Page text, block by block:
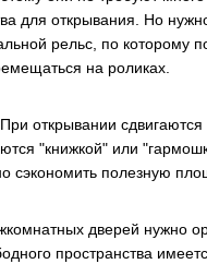
для открывания. Но
рельс, по которому
на роликах.
открывании
"книжкой" или
сэкономить полезную
дверей нужно
пространства